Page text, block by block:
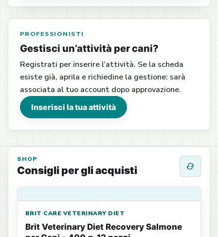
PROFESSIONISTI
Gestisci un’attività per cani?
Registrati per inserire l’attività. Se la scheda
esiste già, aprila e richiedine la gestione: sarà
associata al tuo account dopo approvazione.
Inserisci la tua attività
SHOP
Consigli per gli acquisti
BRIT CARE VETERINARY DIET
Brit Veterinary Diet Recovery Salmone